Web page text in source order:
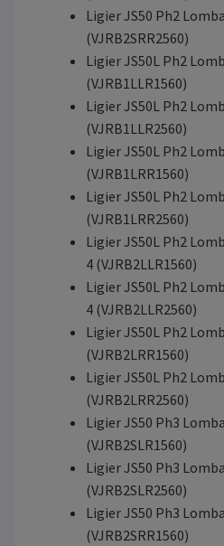
Ligier JS50 Ph2
(VJRB2SRR2560)
Ligier JS50L Ph2
(VJRB1LLR1560)
Ligier JS50L Ph2
(VJRB1LLR2560)
Ligier JS50L Ph2
(VJRB1LRR1560)
Ligier JS50L Ph2
(VJRB1LRR2560)
Ligier JS50L Ph2
4 (VJRB2LLR1560)
Ligier JS50L Ph2
4 (VJRB2LLR2560)
Ligier JS50L Ph2
(VJRB2LRR1560)
Ligier JS50L Ph2
(VJRB2LRR2560)
Ligier JS50 Ph3
(VJRB2SLR1560)
Ligier JS50 Ph3
(VJRB2SLR2560)
Ligier JS50 Ph3
(VJRB2SRR1560)